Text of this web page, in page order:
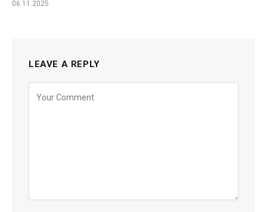
06.11.2025
LEAVE A REPLY